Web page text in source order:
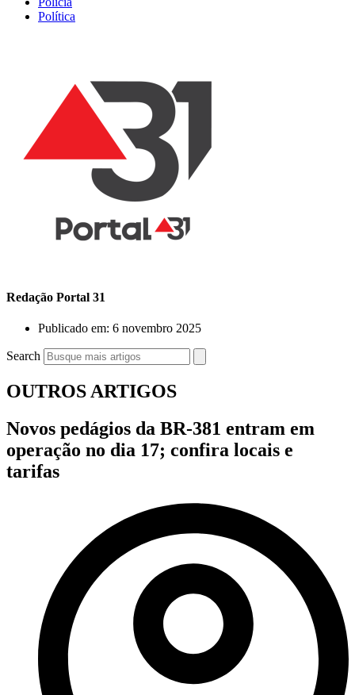
Política
Redação Portal 31
Publicado em: 6 novembro 2025
Search
OUTROS ARTIGOS
Novos pedágios da BR-381 entram em
operação no dia 17; confira locais e
tarifas